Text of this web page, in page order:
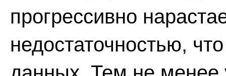
прогрессивно
недостаточностью,